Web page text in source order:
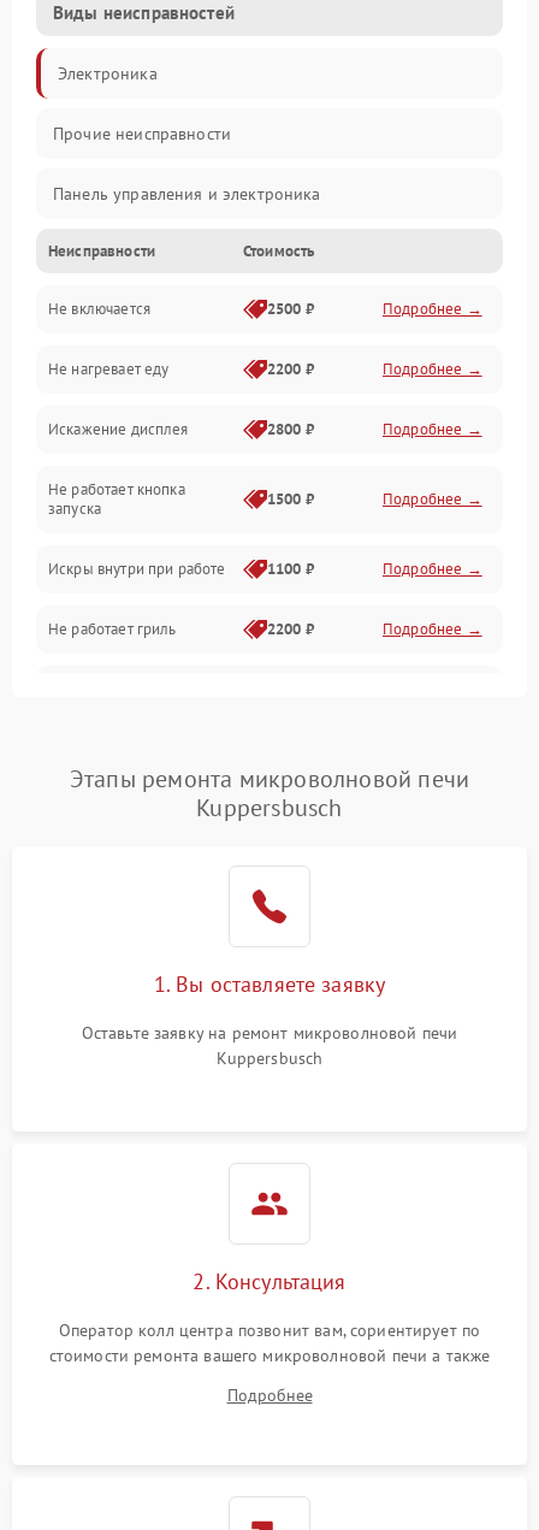
Виды неисправностей
Электроника
Прочие неисправности
Панель управления и электроника
Дверца и корпус
Механика и внутренние элементы
Механические повреждения
Питание и запуск
Нагрев и приготовление
Программное обеспечение
Неисправности Стоимость
Не включается 2500 ₽ Подробнее →
Не нагревает еду 2200 ₽ Подробнее →
Искажение дисплея 2800 ₽ Подробнее →
Не работает кнопка
запуска
1500 ₽ Подробнее →
Искры внутри при работе 1100 ₽ Подробнее →
Не работает гриль 2200 ₽ Подробнее →
Появление запаха гари Подробнее →
2400 ₽ Подробнее →
2000 ₽
Этапы ремонта микроволновой печи
Kuppersbusch
1. Вы оставляете заявку
Оставьте заявку на ремонт микроволновой печи
Kuppersbusch
2. Консультация
Оператор колл центра позвонит вам, сориентирует по
стоимости ремонта вашего микроволновой печи а также
Подробнее